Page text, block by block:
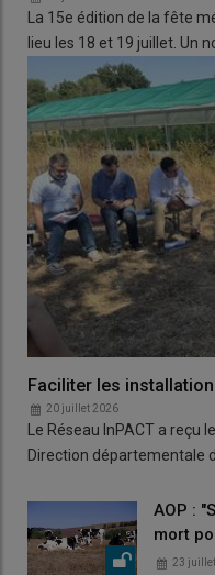
La 15e édition de la fête
lieu les 18 et 19 juillet. Un
Faciliter les
20 juillet 2026
Le Réseau InPACT a reçu
Direction départementale
AOP :
mort
23